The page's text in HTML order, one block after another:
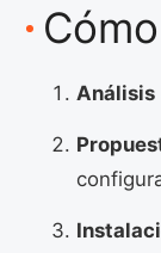
Análisis